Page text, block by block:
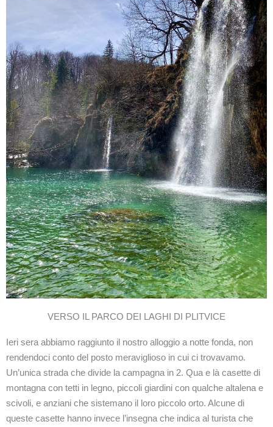
VERSO IL PARCO DEI LAGHI DI PLITVICE
Ieri sera abbiamo raggiunto il nostro alloggio a notte fonda, non
rendendoci conto del posto meraviglioso in cui ci trovavamo.
Un’unica strada che divide la campagna in 2. Qua e là casette di
montagna con tetti in legno, piccoli giardini con qualche altalena e
scivoli, e anziani che sistemano il loro piccolo orto. Alcune di
queste casette hanno invece l’insegna che indica al turista che